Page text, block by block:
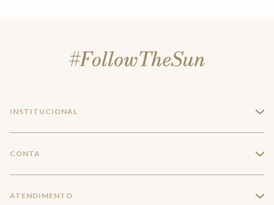
INSTITUCIONAL +
CONTA +
ATENDIMENTO +